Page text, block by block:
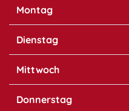
Montag
Dienstag
Mittwoch
Donnerstag